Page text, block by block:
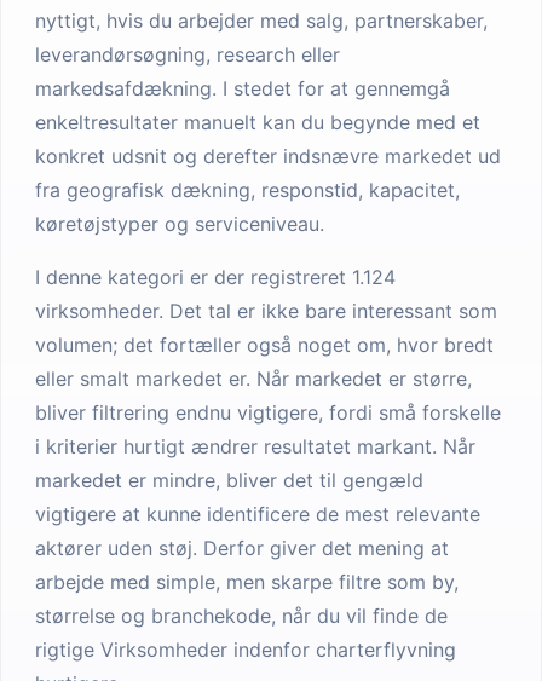
nyttigt, hvis du arbejder med salg, partnerskaber,
leverandørsøgning, research eller
markedsafdækning. I stedet for at gennemgå
enkeltresultater manuelt kan du begynde med et
konkret udsnit og derefter indsnævre markedet ud
fra geografisk dækning, responstid, kapacitet,
køretøjstyper og serviceniveau.
I denne kategori er der registreret 1.124
virksomheder. Det tal er ikke bare interessant som
volumen; det fortæller også noget om, hvor bredt
eller smalt markedet er. Når markedet er større,
bliver filtrering endnu vigtigere, fordi små forskelle
i kriterier hurtigt ændrer resultatet markant. Når
markedet er mindre, bliver det til gengæld
vigtigere at kunne identificere de mest relevante
aktører uden støj. Derfor giver det mening at
arbejde med simple, men skarpe filtre som by,
størrelse og branchekode, når du vil finde de
rigtige Virksomheder indenfor charterflyvning